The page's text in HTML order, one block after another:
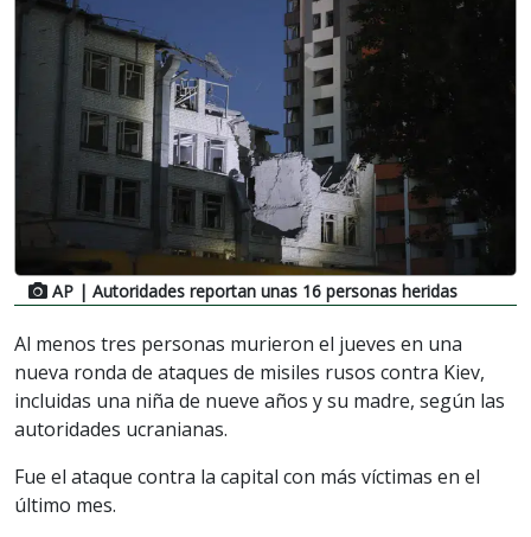
AP | Autoridades reportan unas 16 personas heridas
Al menos tres personas murieron el jueves en una
nueva ronda de ataques de misiles rusos contra Kiev,
incluidas una niña de nueve años y su madre, según las
autoridades ucranianas.
Fue el ataque contra la capital con más víctimas en el
último mes.